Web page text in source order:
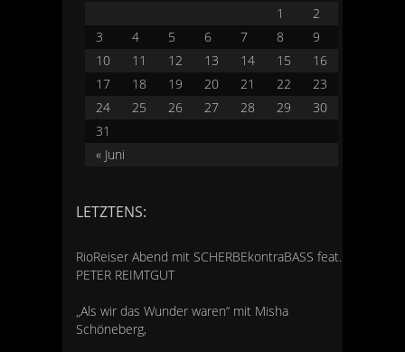
« Juni
1
2
3
4 5 6 7 8
9
10
11 12 13 14 15
16
17
18 19 20 21 22
23
24
25 26 27 28 29
30
31
LETZTENS:
RioReiser Abend mit SCHERBEkontraBASS feat.
PETER REIMTGUT
„Als wir das Wunder waren“ mit Misha
Schöneberg,